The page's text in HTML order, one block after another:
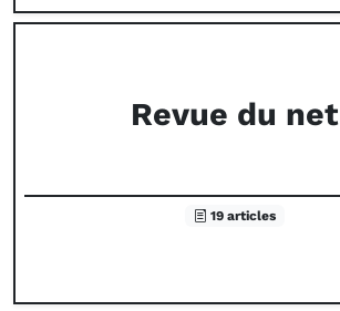
Revue du net
19 articles